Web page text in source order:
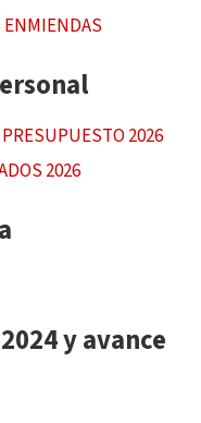
ENMIENDAS
2026
2026
y avance